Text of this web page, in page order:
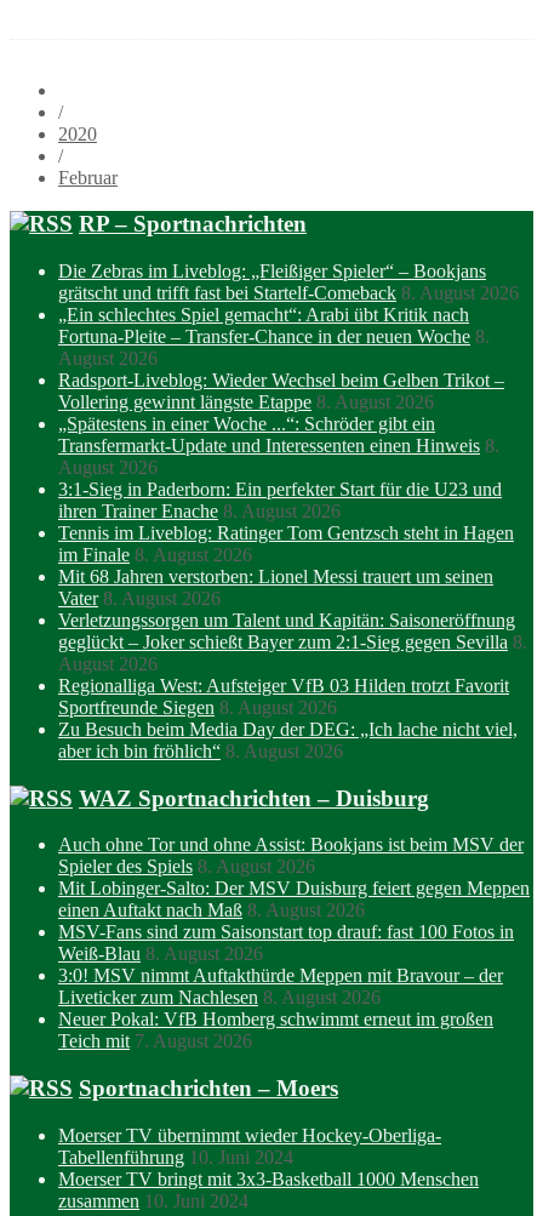
/
2020
/
Februar
RP – Sportnachrichten
Die Zebras im Liveblog: „Fleißiger Spieler“ – Bookjans
grätscht und trifft fast bei Startelf-Comeback 8. August 2026
„Ein schlechtes Spiel gemacht“: Arabi übt Kritik nach
Fortuna-Pleite – Transfer-Chance in der neuen Woche 8.
August 2026
Radsport-Liveblog: Wieder Wechsel beim Gelben Trikot –
Vollering gewinnt längste Etappe 8. August 2026
„Spätestens in einer Woche ...“: Schröder gibt ein
Transfermarkt-Update und Interessenten einen Hinweis 8.
August 2026
3:1-Sieg in Paderborn: Ein perfekter Start für die U23 und
ihren Trainer Enache 8. August 2026
Tennis im Liveblog: Ratinger Tom Gentzsch steht in Hagen
im Finale 8. August 2026
Mit 68 Jahren verstorben: Lionel Messi trauert um seinen
Vater 8. August 2026
Verletzungssorgen um Talent und Kapitän: Saisoneröffnung
geglückt – Joker schießt Bayer zum 2:1-Sieg gegen Sevilla 8.
August 2026
Regionalliga West: Aufsteiger VfB 03 Hilden trotzt Favorit
Sportfreunde Siegen 8. August 2026
Zu Besuch beim Media Day der DEG: „Ich lache nicht viel,
aber ich bin fröhlich“ 8. August 2026
WAZ Sportnachrichten – Duisburg
Auch ohne Tor und ohne Assist: Bookjans ist beim MSV der
Spieler des Spiels 8. August 2026
Mit Lobinger-Salto: Der MSV Duisburg feiert gegen Meppen
einen Auftakt nach Maß 8. August 2026
MSV-Fans sind zum Saisonstart top drauf: fast 100 Fotos in
Weiß-Blau 8. August 2026
3:0! MSV nimmt Auftakthürde Meppen mit Bravour – der
Liveticker zum Nachlesen 8. August 2026
Neuer Pokal: VfB Homberg schwimmt erneut im großen
Teich mit 7. August 2026
Sportnachrichten – Moers
Moerser TV übernimmt wieder Hockey-Oberliga-
Tabellenführung 10. Juni 2024
Moerser TV bringt mit 3x3-Basketball 1000 Menschen
zusammen 10. Juni 2024